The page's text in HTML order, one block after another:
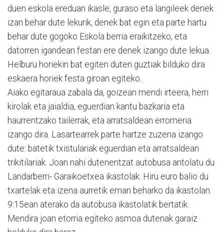
duen eskola ereduan ikasle, guraso eta langileek denek
izan behar dute lekurik, denek bat egin eta parte hartu
behar dute gogoko Eskola berria eraikitzeko, eta
datorren igandean festan ere denek izango dute lekua.
Helburu horiekin bat egiten duten guztiak bilduko dira
eskaera horiek festa giroan egiteko.
Aiako egitaraua zabala da, goizean mendi irteera, herri
kirolak eta jaialdia, eguerdian kantu bazkaria eta
haurrentzako tailerrak, eta arratsaldean erromeria
izango dira. Lasartearrek parte hartze zuzena izango
dute: batetik txistulariak eguerdian eta arratsaldean
trikitilariak. Joan nahi dutenentzat autobusa antolatu du
Landarberri- Garaikoetxea ikastolak. Hiru euro balio du
txartelak eta izena aurretik eman beharko da ikastolan.
9:15ean aterako da autobusa ikastolatik bertatik.
Mendira joan etorria egiteko asmoa dutenak garaiz